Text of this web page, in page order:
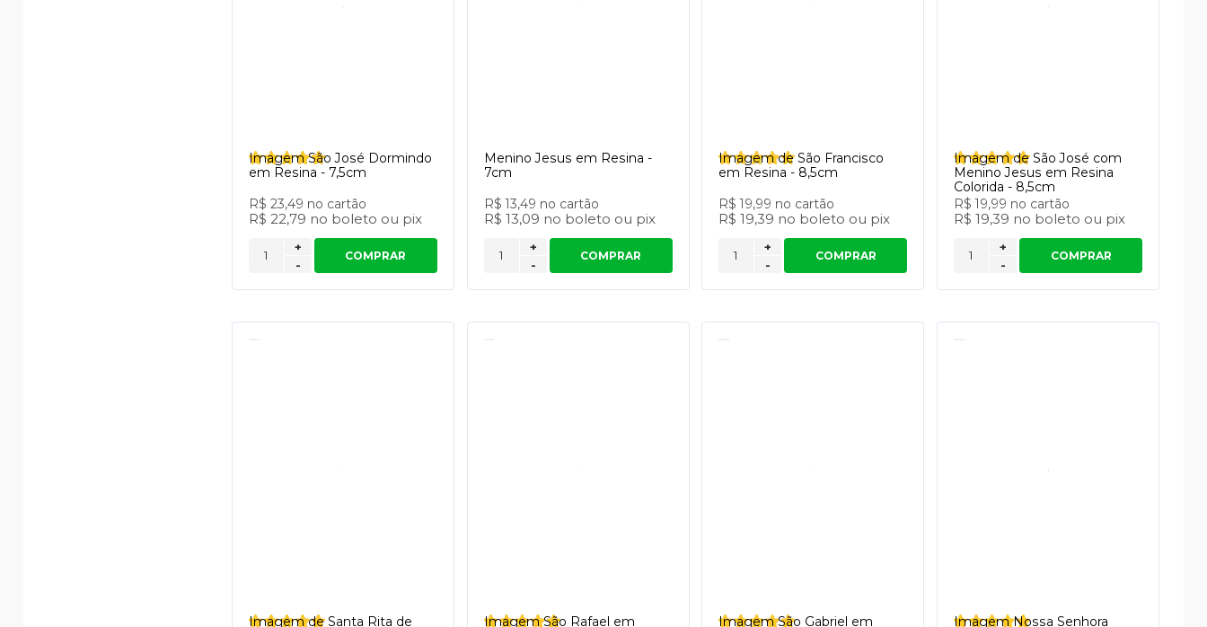
Imagem São José Dormindo
em Resina - 7,5cm
R$ 23,49 no cartão
R$ 22,79 no boleto ou pix
-
+
COMPRAR
Menino Jesus em Resina -
7cm
R$ 13,49 no cartão
R$ 13,09 no boleto ou pix
-
+
COMPRAR
Imagem de São Francisco
em Resina - 8,5cm
R$ 19,99 no cartão
R$ 19,39 no boleto ou pix
-
+
COMPRAR
Imagem de São José com
Menino Jesus em Resina
Colorida - 8,5cm
R$ 19,99 no cartão
R$ 19,39 no boleto ou pix
-
+
COMPRAR
Imagem de Santa Rita de Imagem São Rafael em Imagem São Gabriel em Imagem Nossa Senhora